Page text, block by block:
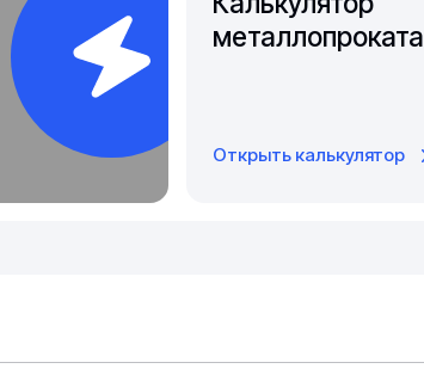
металлопроката
Открыть калькулятор